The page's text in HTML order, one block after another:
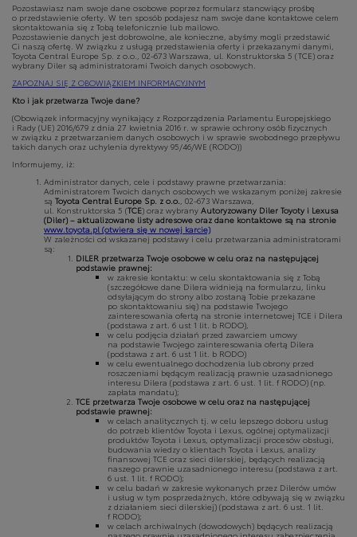
Pozostawiasz nam swoje dane osobowe poprzez formularz stanowiący prośbę
o przedstawienie oferty. W ten sposób podajesz nam swoje dane kontaktowe celem
skontaktowania się z Tobą telefonicznie lub mailowo.
Pozostawienie danych jest dobrowolne, ale konieczne, abyśmy mogli przedstawić
Ci naszą ofertę. W związku z usługą przedstawienia oferty i przekazanymi danymi,
Toyota Central Europe Sp. z o.o., 02-673 Warszawa, ul. Konstruktorska 5 (TCE) oraz
wybrany Diler są administratorami Twoich danych osobowych.
ZAPOZNAJ SIĘ Z OBOWIĄZKIEM INFORMACYJNYM
Kto i jak przetwarza Twoje dane?
(Obowiązek informacyjny wynikający z Rozporządzenia Parlamentu Europejskiego
i Rady (UE) 2016/679 z dnia 27 kwietnia 2016 r. w sprawie ochrony osób fizycznych
w związku z przetwarzaniem danych osobowych i w sprawie swobodnego przepływu
takich danych oraz uchylenia dyrektywy 95/46/WE (RODO))
Informujemy, iż:
Administrator danych, cele i podstawy prawne przetwarzania:
Administratorem Twoich danych osobowych we wskazanym poniżej zakresie
są Toyota Central Europe Sp. z o.o. , 02-673 Warszawa,
ul. Konstruktorska 5 (TCE) oraz wybrany Autoryzowany Diler Toyoty i Lexusa
(Diler) – aktualizowane listy adresowe oraz dane kontaktowe są na stronie
www.toyota.pl (otwiera się w nowej karcie)
W zależności od wskazanej podstawy i celu przetwarzania administratorami
są:
DILER przetwarza Twoje osobowe w celu oraz na następującej
podstawie prawnej:
w zakresie kontaktu: w celu skontaktowania się z Tobą
(szczegółowe dane Dilera widnieją na formularzu, linku
odsyłającym do strony albo zostaną Tobie przekazane
po skontaktowaniu się) na podstawie Twojego
zainteresowania ofertą na stronie internetowej TCE i Dilera
(podstawa z art. 6 ust 1 lit. b RODO),
w celu podjęcia działań przed zawarciem umowy
na podstawie Twojego zainteresowania ofertą Dilera
(podstawa z art. 6 ust 1 lit. b RODO)
w celu ewentualnego dochodzenia lub obrony przed
roszczeniami będącym realizacją prawnie uzasadnionego
interesu Dilera (podstawa z art. 6 ust. 1 lit. f RODO) (np.
zapłata mandatu);
TCE przetwarza Twoje osobowe w celu oraz na następującej
podstawie prawnej:
w celach analitycznych tj. w celu lepszego doboru usług
do potrzeb klientów Toyota i Lexus, ogólnej optymalizacji
produktów Toyota i Lexus, optymalizacji procesów obsługi,
budowania wiedzy o klientach Toyota i Lexus, analizy
finansowej TCE oraz sieci dilerskiej, będących realizacją
naszego prawnie uzasadnionego interesu (podstawa z art.
6 ust. 1 lit. f RODO);
w celu badań w zakresie wykonanych przez Dilerów umów
i usług w tym posprzedażnych, które odbywają się w związku
z działaniem sieci dilerskiej) (podstawa z art. 6 ust. 1 lit.
f RODO);
w celach archiwalnych (dowodowych) będących realizacją